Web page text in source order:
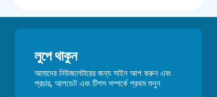
লুপে থাকুন
আমাদের নিউজলেটারের জন্য সাইন আপ করুন এবং
প্রচার, আপডেট এবং টিপস সম্পর্কে প্রথম শুনুন